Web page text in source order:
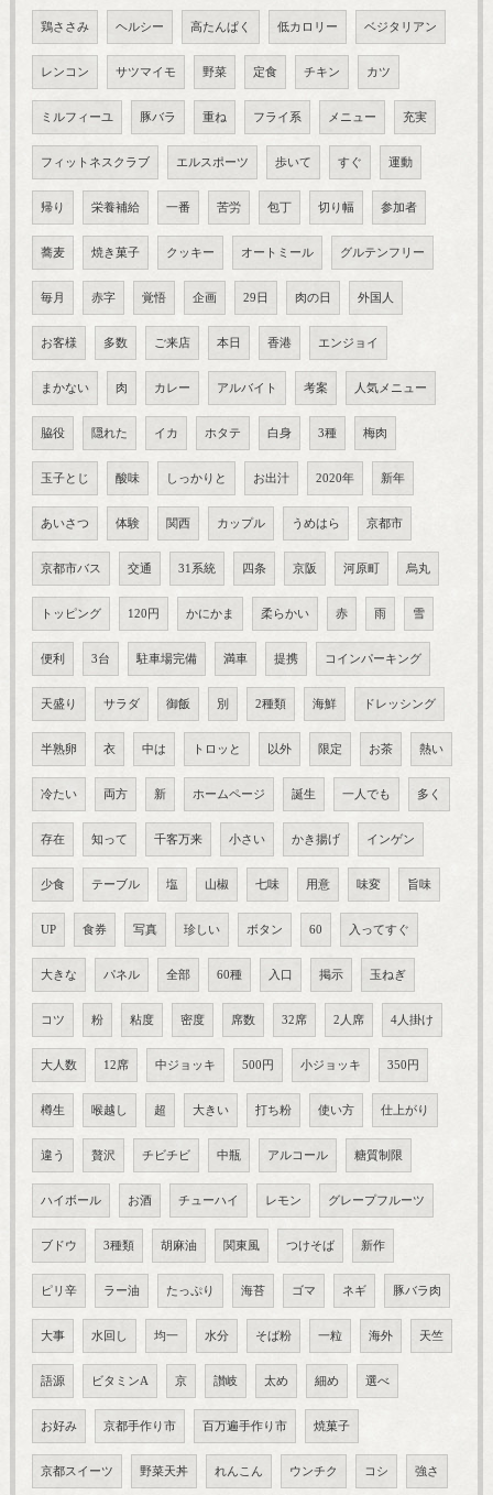
鶏ささみ ヘルシー 高たんぱく 低カロリー ベジタリアン
レンコン サツマイモ 野菜 定食 チキン カツ
ミルフィーユ 豚バラ 重ね フライ系 メニュー 充実
フィットネスクラブ エルスポーツ 歩いて すぐ 運動
帰り 栄養補給 一番 苦労 包丁 切り幅 参加者
蕎麦 焼き菓子 クッキー オートミール グルテンフリー
毎月 赤字 覚悟 企画 29日 肉の日 外国人
お客様 多数 ご来店 本日 香港 エンジョイ
まかない 肉 カレー アルバイト 考案 人気メニュー
脇役 隠れた イカ ホタテ 白身 3種 梅肉
玉子とじ 酸味 しっかりと お出汁 2020年 新年
あいさつ 体験 関西 カップル うめはら 京都市
京都市バス 交通 31系統 四条 京阪 河原町 烏丸
トッピング 120円 かにかま 柔らかい 赤 雨 雪
便利 3台 駐車場完備 満車 提携 コインパーキング
天盛り サラダ 御飯 別 2種類 海鮮 ドレッシング
半熟卵 衣 中は トロッと 以外 限定 お茶 熱い
冷たい 両方 新 ホームページ 誕生 一人でも 多く
存在 知って 千客万来 小さい かき揚げ インゲン
少食 テーブル 塩 山椒 七味 用意 味変 旨味
UP 食券 写真 珍しい ボタン 60 入ってすぐ
大きな パネル 全部 60種 入口 掲示 玉ねぎ
コツ 粉 粘度 密度 席数 32席 2人席 4人掛け
大人数 12席 中ジョッキ 500円 小ジョッキ 350円
樽生 喉越し 超 大きい 打ち粉 使い方 仕上がり
違う 贅沢 チビチビ 中瓶 アルコール 糖質制限
ハイボール お酒 チューハイ レモン グレープフルーツ
ブドウ 3種類 胡麻油 関東風 つけそば 新作
ピリ辛 ラー油 たっぷり 海苔 ゴマ ネギ 豚バラ肉
大事 水回し 均一 水分 そば粉 一粒 海外 天竺
語源 ビタミンA 京 讃岐 太め 細め 選べ
お好み 京都手作り市 百万遍手作り市 焼菓子
京都スイーツ 野菜天丼 れんこん ウンチク コシ 強さ